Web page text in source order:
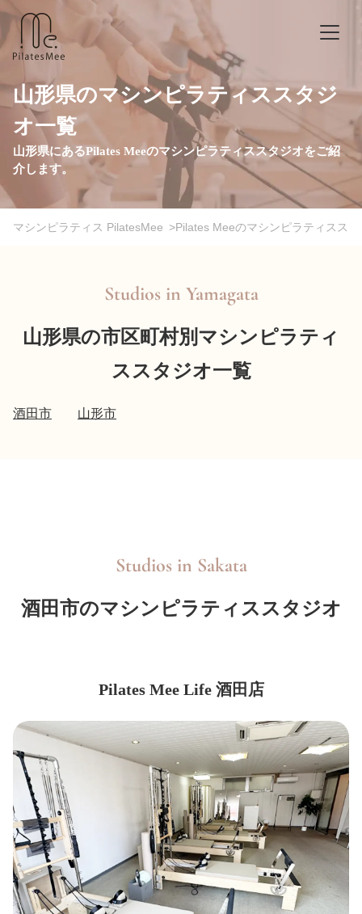
山形県のマシンピラティススタジ
オ一覧
山形県にあるPilates Meeのマシンピラティススタジオをご紹
介します。
マシンピラティス PilatesMee >Pilates Meeのマシンピラティスス
Studios in Yamagata
山形県の市区町村別マシンピラティ
ススタジオ一覧
酒田市 山形市
Studios in Sakata
酒田市のマシンピラティススタジオ
Pilates Mee Life 酒田店